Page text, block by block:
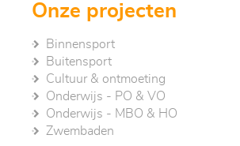
Onze projecten
Binnensport
Buitensport
Cultuur & ontmoeting
Onderwijs - PO & VO
Onderwijs - MBO & HO
Zwembaden